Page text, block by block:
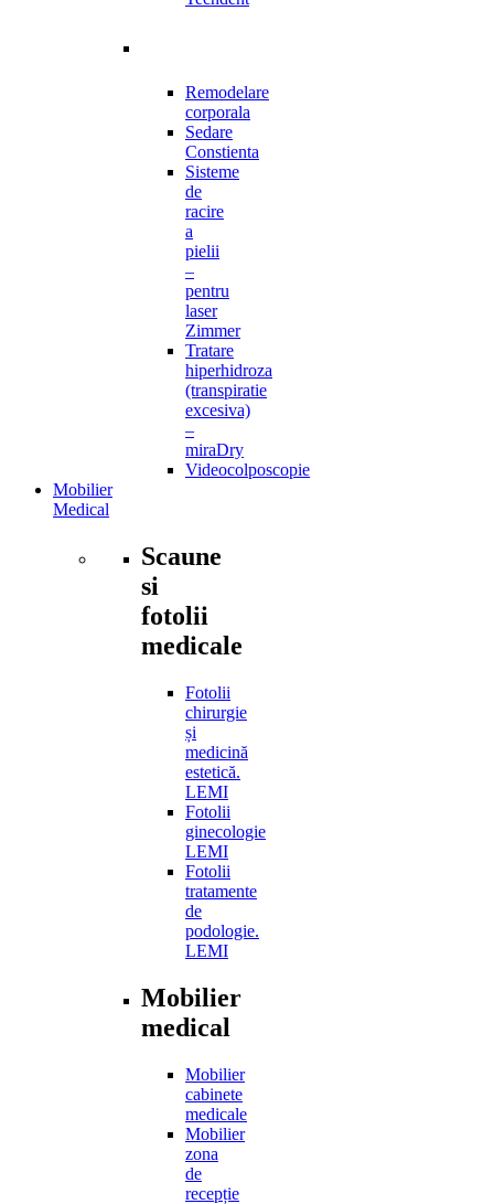
Remodelare
corporala
Sedare
Constienta
Sisteme
de
racire
a
pielii
–
pentru
laser
Zimmer
Tratare
hiperhidroza
(transpiratie
excesiva)
–
miraDry
Videocolposcopie
Mobilier
Medical
Scaune
si
fotolii
medicale
Fotolii
chirurgie
și
medicină
estetică.
LEMI
Fotolii
ginecologie
LEMI
Fotolii
tratamente
de
podologie.
LEMI
Mobilier
medical
Mobilier
cabinete
medicale
Mobilier
zona
de
recepție